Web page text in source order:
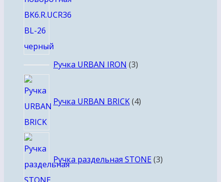
Ручка URBAN IRON 33
Ручка URBAN BRICK 4товара
Ручка раздельная STONE 3товара